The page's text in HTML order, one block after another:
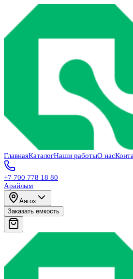
ГлавнаяКаталогНаши работыО нас
+7 700 778 18 80
Арайлым
Аягоз
Заказать емкость